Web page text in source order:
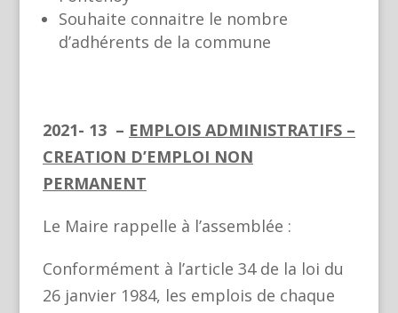
Souhaite connaitre le nombre
d’adhérents de la commune
2021- 13 – EMPLOIS ADMINISTRATIFS–
CREATION D’EMPLOI NON
PERMANENT
Le Maire rappelle à l’assemblée :
Conformément à l’article 34 de la loi du
26 janvier 1984, les emplois de chaque